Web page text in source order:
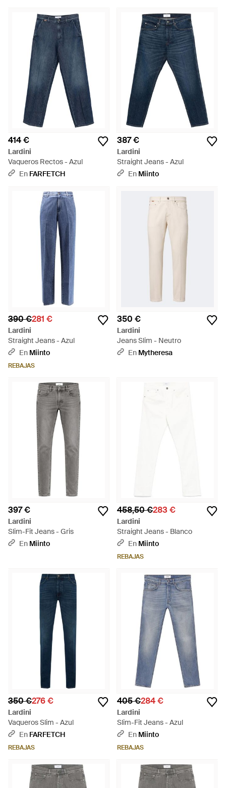
414 €
Lardini
Vaqueros Rectos - Azul
En FARFETCH
387 €
Lardini
Straight Jeans - Azul
En Miinto
390 €281 €
Lardini
Straight Jeans - Azul
En Miinto
REBAJAS
350 €
Lardini
Jeans Slim - Neutro
En Mytheresa
397 €
Lardini
Slim-Fit Jeans - Gris
En Miinto
458,50 €283 €
Lardini
Straight Jeans - Blanco
En Miinto
REBAJAS
350 €276 €
Lardini
Vaqueros Slim - Azul
En FARFETCH
REBAJAS
405 €284 €
Lardini
Slim-Fit Jeans - Azul
En Miinto
REBAJAS